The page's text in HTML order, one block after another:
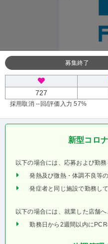
募集終了
727
採用取消 --回/評価入力 57%
新型コロ
以下の場合には、応募および勤
発熱及び微熱・体調不良等
発症者と同じ施設で勤務し
以下の場合には、就業した店舗へ
勤務日から2週間以内に